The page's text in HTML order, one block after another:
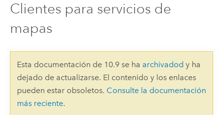
Clientes para servicios de
mapas
Esta documentación de 10.9 se ha archivadod y ha
dejado de actualizarse. El contenido y los enlaces
pueden estar obsoletos. Consulte la documentación
más reciente.